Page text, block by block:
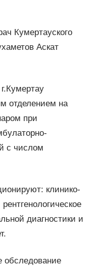
Кумертауского
Аскат
отделением на
при
с числом
клинико-
диагностики и
обследование